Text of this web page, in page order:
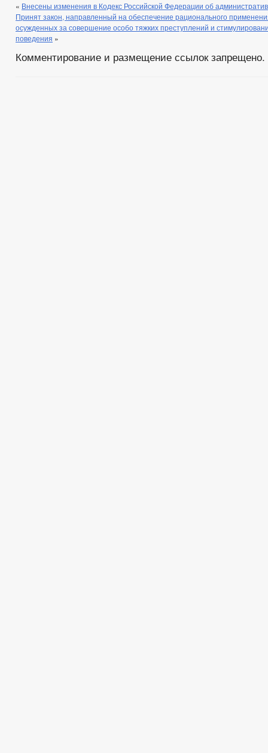
« Внесены изменения в Кодекс Российской Федерации об
Принят закон, направленный на обеспечение рационального
осужденных за совершение особо тяжких преступлений и
поведения »
Комментирование и размещение ссылок запрещено.